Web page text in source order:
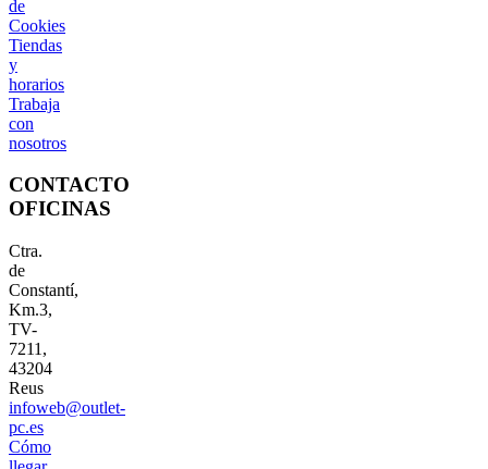
de
Cookies
Tiendas
y
horarios
Trabaja
con
nosotros
CONTACTO
OFICINAS
Ctra.
de
Constantí,
Km.3,
TV-
7211,
43204
Reus
infoweb@outlet-
pc.es
Cómo